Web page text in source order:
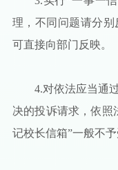
理，不同问题请分
可直接向部门反映。
4.对依法应当通
决的投诉请求，依照
记校长信箱”一般不予